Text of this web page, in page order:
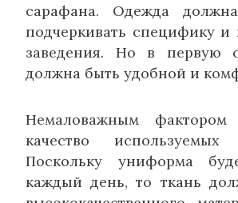
сарафана. Одежда
подчеркивать специфику и
заведения. Но в первую
должна быть удобной и
Немаловажным фактором
качество используемых
Поскольку униформа
каждый день, то ткань